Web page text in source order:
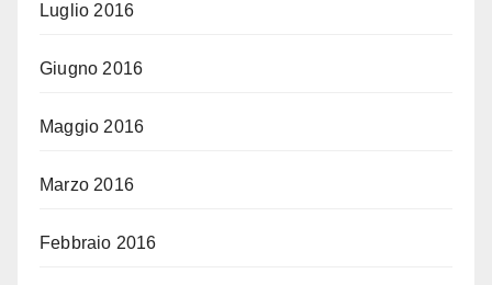
Luglio 2016
Giugno 2016
Maggio 2016
Marzo 2016
Febbraio 2016